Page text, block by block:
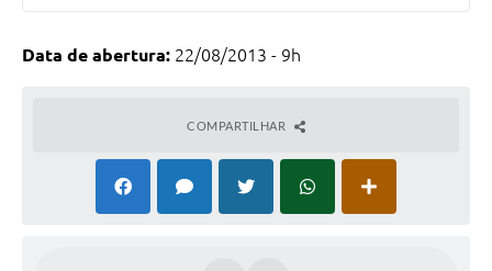
Data de abertura: 22/08/2013 - 9h
COMPARTILHAR